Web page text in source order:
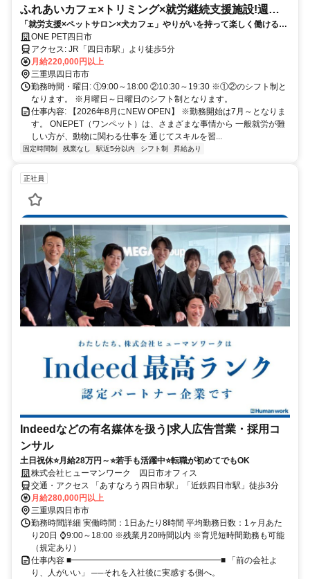
ふれあいカフェ×トリミング×就労継続支援施設!週休2
日制/嬉しい福利厚生あり
「就労支援×ペットサロン×犬カフェ」やりがいを持って楽しく働ける職
場です☆
ONE PET四日市
アクセス: JR「四日市駅」より徒歩5分
月給220,000円以上
三重県四日市市
勤務時間・曜日: ①9:00～18:00 ②10:30～19:30 ※①②のシフト制と
なります。 ※月曜日～日曜日のシフト制となります。
仕事内容: 【2026年8月にNEW OPEN】 ※勤務開始は7月～となりま
す。 ONEPET（ワンペット）は、さまざまな事情から 一般就労が難
しい方が、動物に関わる仕事を 通じてスキルを習...
固定時間制 残業なし 駅近5分以内 シフト制 昇給あり
正社員
Indeedなどの有名媒体を扱う|求人広告営業・採用コ
ンサル
土日祝休⭐月給28万円～⭐若手も活躍中⭐転職が初めてでもOK
株式会社ヒューマンワーク 四日市オフィス
交通・アクセス 「あすなろう四日市駅」「近鉄四日市駅」徒歩3分
月給280,000円以上
三重県四日市市
勤務時間詳細 実働時間：1日あたり8時間 平均勤務日数：1ヶ月あた
り20日 ⌚9:00～18:00 ※残業月20時間以内 ※育児短時間勤務も可能
（規定あり）
仕事内容 ■━━━━━━━━━━━━━━━━━━■ 「前の会社よ
り、人がいい」 ──それを入社後に実感する側へ。